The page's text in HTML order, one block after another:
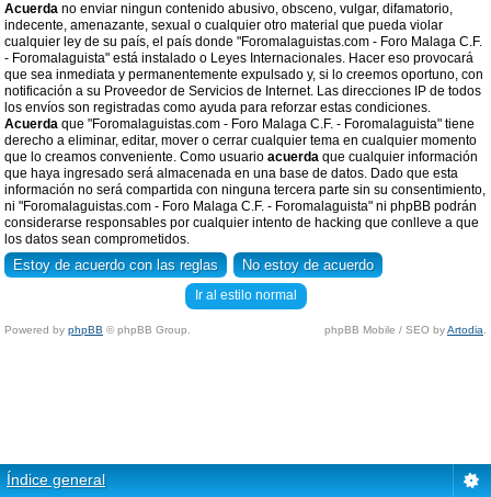
Acuerda no enviar ningun contenido abusivo, obsceno, vulgar, difamatorio,
indecente, amenazante, sexual o cualquier otro material que pueda violar
cualquier ley de su país, el país donde "Foromalaguistas.com - Foro Malaga C.F.
- Foromalaguista" está instalado o Leyes Internacionales. Hacer eso provocará
que sea inmediata y permanentemente expulsado y, si lo creemos oportuno, con
notificación a su Proveedor de Servicios de Internet. Las direcciones IP de todos
los envíos son registradas como ayuda para reforzar estas condiciones.
Acuerda que "Foromalaguistas.com - Foro Malaga C.F. - Foromalaguista" tiene
derecho a eliminar, editar, mover o cerrar cualquier tema en cualquier momento
que lo creamos conveniente. Como usuario acuerda que cualquier información
que haya ingresado será almacenada en una base de datos. Dado que esta
información no será compartida con ninguna tercera parte sin su consentimiento,
ni "Foromalaguistas.com - Foro Malaga C.F. - Foromalaguista" ni phpBB podrán
considerarse responsables por cualquier intento de hacking que conlleve a que
los datos sean comprometidos.
Ir al estilo normal
Powered by phpBB © phpBB Group. phpBB Mobile / SEO byArtodia
Índice general